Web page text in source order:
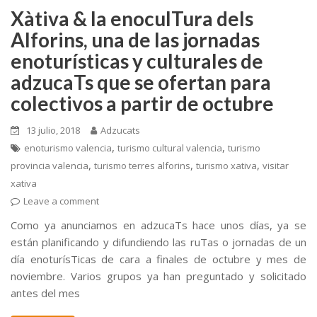
Xàtiva & la enoculTura dels
Alforins, una de las jornadas
enoturísticas y culturales de
adzucaTs que se ofertan para
colectivos a partir de octubre
13 julio, 2018
Adzucats
enoturismo valencia, turismo cultural valencia, turismo
provincia valencia, turismo terres alforins, turismo xativa, visitar
xativa
Leave a comment
Como ya anunciamos en adzucaTs hace unos días, ya se
están planificando y difundiendo las ruTas o jornadas de un
día enoturísTicas de cara a finales de octubre y mes de
noviembre. Varios grupos ya han preguntado y solicitado
antes del mes